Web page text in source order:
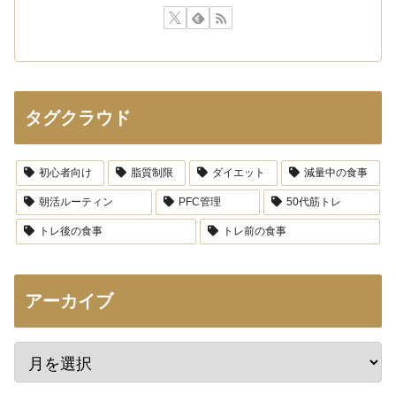
タグクラウド
初心者向け 脂質制限 ダイエット 減量中の食事
朝活ルーティン PFC管理 50代筋トレ
トレ後の食事 トレ前の食事
アーカイブ